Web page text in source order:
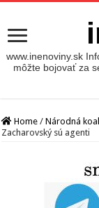
www.inenoviny.sk
môžte bojovať za
Home / Národná
Zacharovský sú agenti